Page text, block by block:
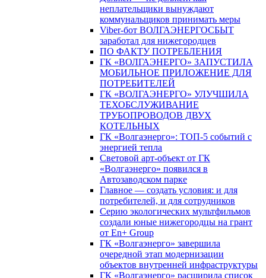
неплательщики вынуждают
коммунальщиков принимать меры
Viber-бот ВОЛГАЭНЕРГОСБЫТ
заработал для нижегородцев
ПО ФАКТУ ПОТРЕБЛЕНИЯ
ГК «ВОЛГАЭНЕРГО» ЗАПУСТИЛА
МОБИЛЬНОЕ ПРИЛОЖЕНИЕ ДЛЯ
ПОТРЕБИТЕЛЕЙ
ГК «ВОЛГАЭНЕРГО» УЛУЧШИЛА
ТЕХОБСЛУЖИВАНИЕ
ТРУБОПРОВОДОВ ДВУХ
КОТЕЛЬНЫХ
ГК «Волгаэнерго»: ТОП-5 событий с
энергией тепла
Световой арт-объект от ГК
«Волгаэнерго» появился в
Автозаводском парке
Главное — создать условия: и для
потребителей, и для сотрудников
Серию экологических мультфильмов
создали юные нижегородцы на грант
от En+ Group
ГК «Волгаэнерго» завершила
очередной этап модернизации
объектов внутренней инфраструктуры
ГК «Волгаэнерго» расширила список